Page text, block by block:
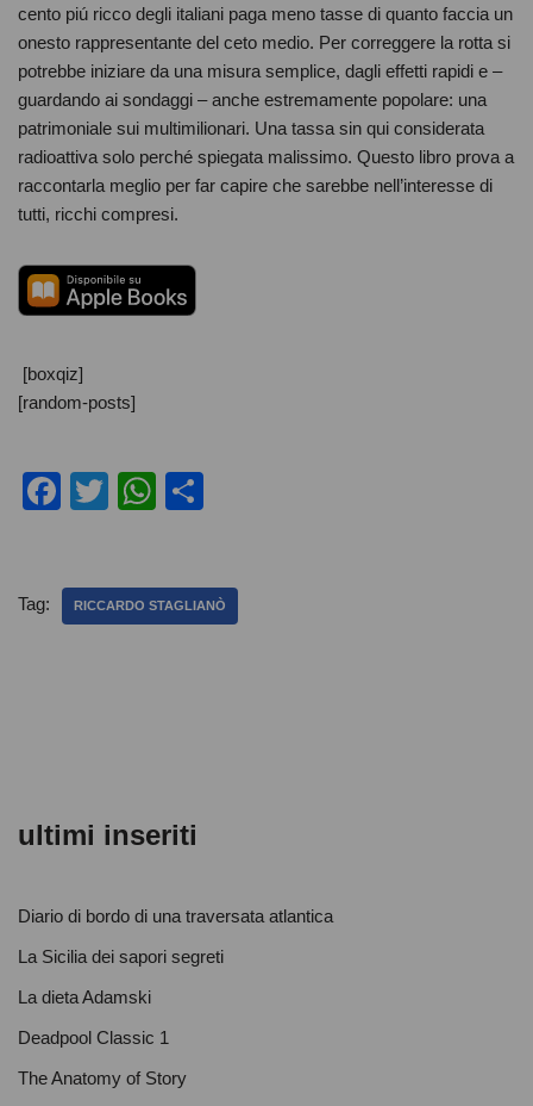
cento piú ricco degli italiani paga meno tasse di quanto faccia un
onesto rappresentante del ceto medio. Per correggere la rotta si
potrebbe iniziare da una misura semplice, dagli effetti rapidi e –
guardando ai sondaggi – anche estremamente popolare: una
patrimoniale sui multimilionari. Una tassa sin qui considerata
radioattiva solo perché spiegata malissimo. Questo libro prova a
raccontarla meglio per far capire che sarebbe nell’interesse di
tutti, ricchi compresi.
[boxqiz]
[random-posts]
F
e
T
er
W
s
di
Tag: RICCARDO STAGLIANÒ
ultimi inseriti
Diario di bordo di una traversata atlantica
La Sicilia dei sapori segreti
La dieta Adamski
Deadpool Classic 1
The Anatomy of Story